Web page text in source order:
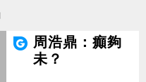
周浩鼎：癲夠
未？